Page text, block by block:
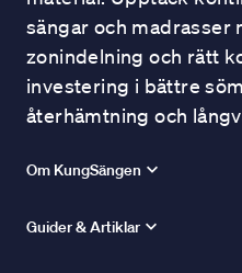
sängar och madrasser
zonindelning och rätt
investering i bättre
återhämtning och
Om KungSängen
Guider & Artiklar